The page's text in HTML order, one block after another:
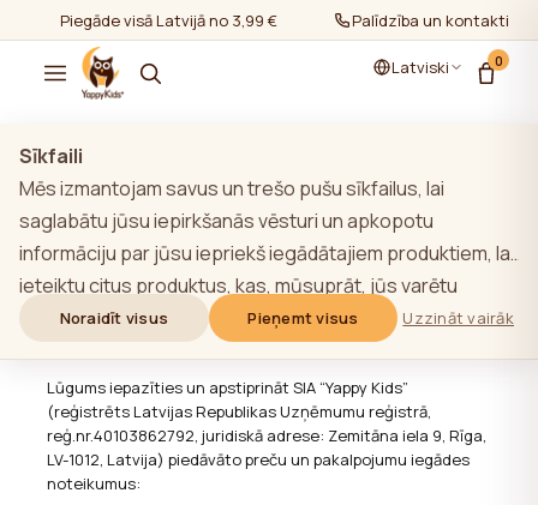
Piegāde visā Latvijā no 3,99 € Palīdzība un kontakti
Latviski 0
Pirkšanas nosacījumi
SIA Yappy Kids pirkšanas
nosacījumi internetā
Lūgums iepazīties un apstiprināt SIA “Yappy Kids”
(reģistrēts Latvijas Republikas Uzņēmumu reģistrā,
reģ.nr.40103862792, juridiskā adrese: Zemitāna iela 9, Rīga,
LV-1012, Latvija) piedāvāto preču un pakalpojumu iegādes
noteikumus:
Sīkfaili
Mēs izmantojam savus un trešo pušu sīkfailus, lai
saglabātu jūsu iepirkšanās vēsturi un apkopotu
informāciju par jūsu iepriekš iegādātajiem produktiem, lai
ieteiktu citus produktus, kas, mūsuprāt, jūs varētu
interesēt. Lai uzzinātu vairāk par mūsu sīkfailu politiku,
noklikšķiniet uz pogas "Uzzināt vairāk". Jūs varat piekrist
visām sīkdatnēm, noklikšķinot uz pogas "Pieņemt visas",
vai noraidīt tās, noklikšķinot uz pogas "Noraidīt visas". Ja
vietnes lietotājs noklikšķina uz pogas "Noraidīt visus",
vietnē tiek saglabātas vietnes darbībai nepieciešamās
Noraidīt visus Pieņemt visus Uzzināt vairāk